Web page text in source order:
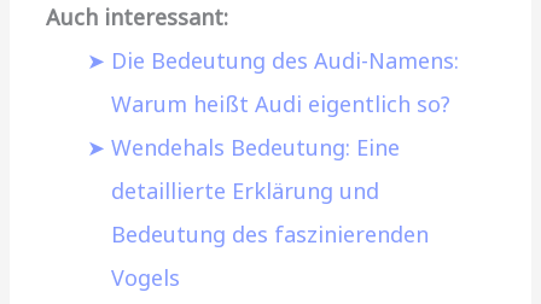
Auch interessant:
Die Bedeutung des Audi-Namens:
Warum heißt Audi eigentlich so?
Wendehals Bedeutung: Eine
detaillierte Erklärung und
Bedeutung des faszinierenden
Vogels